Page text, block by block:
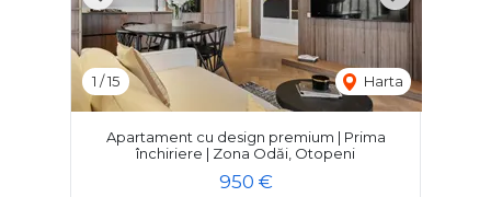
1 /15 Harta
Apartament cu design premium | Prima
închiriere | Zona Odăi, Otopeni
950 €